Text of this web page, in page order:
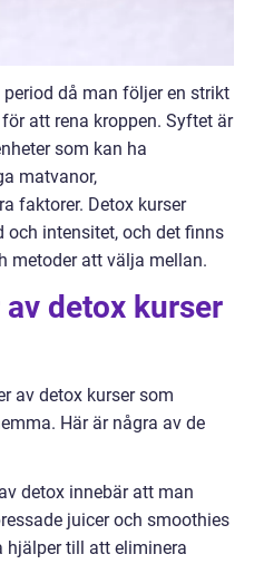
period då man följer en strikt
att rena kroppen. Syftet är
som kan ha
matvanor,
faktorer. Detox kurser
och intensitet, och det finns
metoder att välja mellan.
detox kurser
av detox kurser som
Här är några av de
detox innebär att man
juicer och smoothies
hjälper till att eliminera